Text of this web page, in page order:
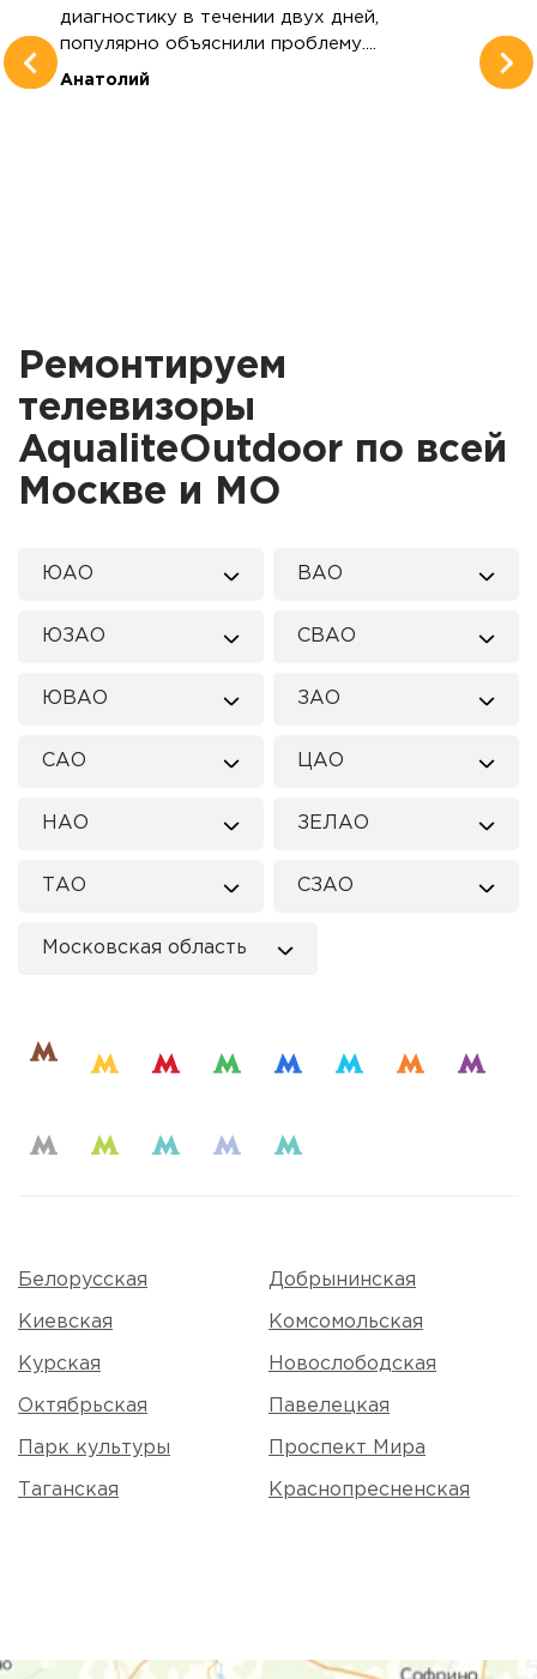
диагностику в течении двух дней,
популярно объяснили проблему....
Анатолий
Ремонтируем
телевизоры
AqualiteOutdoor по всей
Москве и МО
ЮАО ВАО
ЮЗАО СВАО
ЮВАО ЗАО
САО ЦАО
НАО ЗЕЛАО
ТАО СЗАО
Московская область
Белорусская Добрынинская
Киевская Комсомольская
Курская Новослободская
Октябрьская Павелецкая
Парк культуры Проспект Мира
Таганская Краснопресненская